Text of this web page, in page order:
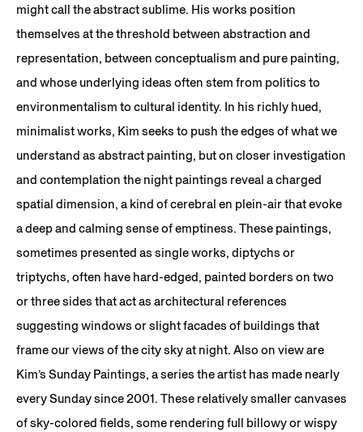
might call the abstract sublime. His works position
themselves at the threshold between abstraction and
representation, between conceptualism and pure painting,
and whose underlying ideas often stem from politics to
environmentalism to cultural identity. In his richly hued,
minimalist works, Kim seeks to push the edges of what we
understand as abstract painting, but on closer investigation
and contemplation the night paintings reveal a charged
spatial dimension, a kind of cerebral en plein-air that evoke
a deep and calming sense of emptiness. These paintings,
sometimes presented as single works, diptychs or
triptychs, often have hard-edged, painted borders on two
or three sides that act as architectural references
suggesting windows or slight facades of buildings that
frame our views of the city sky at night. Also on view are
Kim’s Sunday Paintings, a series the artist has made nearly
every Sunday since 2001. These relatively smaller canvases
of sky-colored fields, some rendering full billowy or wispy